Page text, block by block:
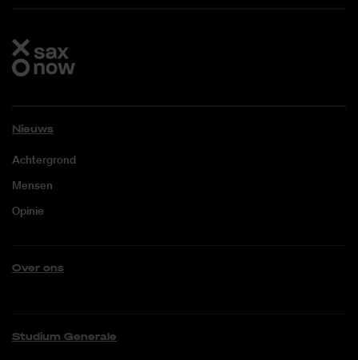
Nieuws
Achtergrond
Mensen
Opinie
Over ons
Studium Generale